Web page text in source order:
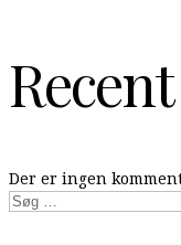
Der er ingen
Søg
efter: